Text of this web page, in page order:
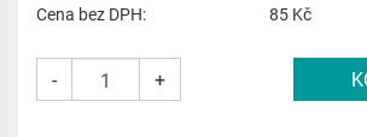
Cena bez DPH:
85 Kč
- +